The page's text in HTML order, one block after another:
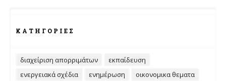
ΚΑΤΗΓΟΡΊΕΣ
διαχείριση απορριμάτων
εκπαίδευση
ενεργειακά σχέδια
ενημέρωση οικονομικα θεματα